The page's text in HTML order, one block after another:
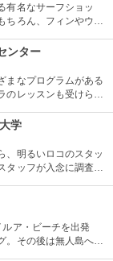
有名なサーフショッ
ろん、フィンやウェ
ンター
まなプログラムがある
レッスンも受けられ
マーケットも好評で
学
、明るいロコのスタッ
ッフが入念に調査す
の達成感は一緒の思い
ア・ビーチを出発
その後は無人島へゴ